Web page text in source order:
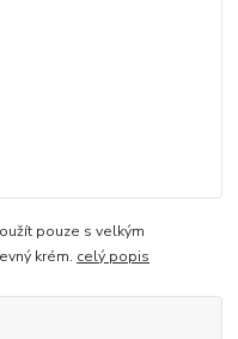
pouze s velkým
krém. celý popis